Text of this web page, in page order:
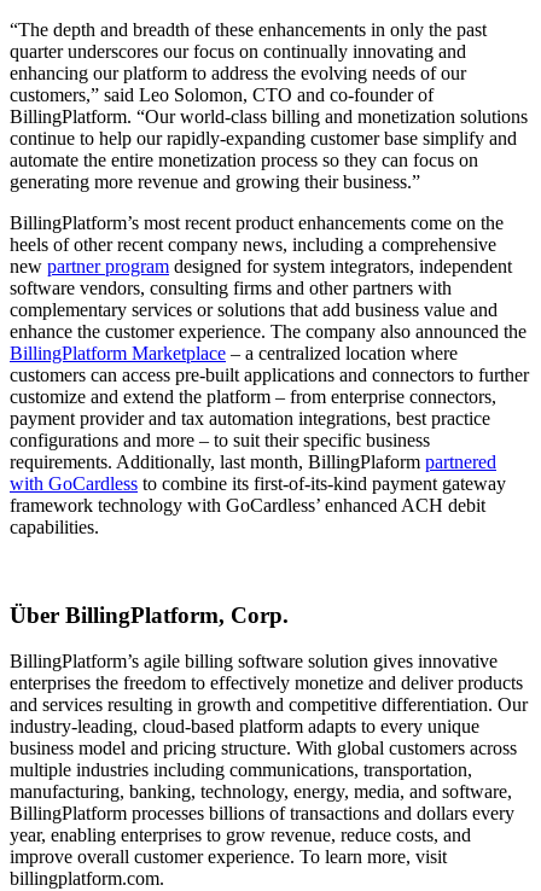
“The depth and breadth of these enhancements in only the past
quarter underscores our focus on continually innovating and
enhancing our platform to address the evolving needs of our
customers,” said Leo Solomon, CTO and co-founder of
BillingPlatform. “Our world-class billing and monetization solutions
continue to help our rapidly-expanding customer base simplify and
automate the entire monetization process so they can focus on
generating more revenue and growing their business.”
BillingPlatform’s most recent product enhancements come on the
heels of other recent company news, including a comprehensive
new partner program designed for system integrators, independent
software vendors, consulting firms and other partners with
complementary services or solutions that add business value and
enhance the customer experience. The company also announced the
BillingPlatform Marketplace – a centralized location where
customers can access pre-built applications and connectors to further
customize and extend the platform – from enterprise connectors,
payment provider and tax automation integrations, best practice
configurations and more – to suit their specific business
requirements. Additionally, last month, BillingPlaform partnered
with GoCardless to combine its first-of-its-kind payment gateway
framework technology with GoCardless’ enhanced ACH debit
capabilities.
Über BillingPlatform, Corp.
BillingPlatform’s agile billing software solution gives innovative
enterprises the freedom to effectively monetize and deliver products
and services resulting in growth and competitive differentiation. Our
industry-leading, cloud-based platform adapts to every unique
business model and pricing structure. With global customers across
multiple industries including communications, transportation,
manufacturing, banking, technology, energy, media, and software,
BillingPlatform processes billions of transactions and dollars every
year, enabling enterprises to grow revenue, reduce costs, and
improve overall customer experience. To learn more, visit
billingplatform.com.